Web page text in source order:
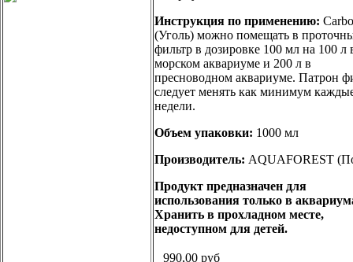
Инструкция по применению:
(Уголь) можно помещать в
фильтр в дозировке 100 мл на 100 л
морском аквариуме и 200 л в
пресноводном аквариуме. Патрон
следует менять как минимум
недели.
Объем упаковки: 1000 мл
Производитель: AQUAFOREST
Продукт предназначен для
использования только в
Хранить в прохладном месте,
недоступном для детей.
990,00 руб